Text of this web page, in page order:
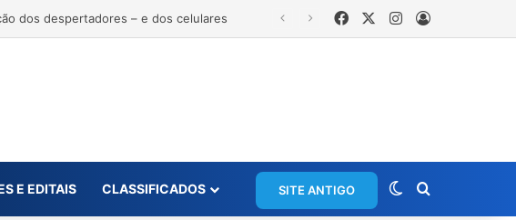
dos despertadores – e dos celulares FacebookInstagram
E EDITAIS CLASSIFICADOS SITE ANTIGO Switch skin